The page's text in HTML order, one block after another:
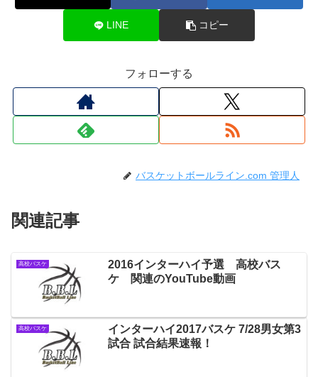
LINE コピー
フォローする
バスケットボールライン.com 管理人
関連記事
高校バスケ
2016インターハイ予選 高校バス
ケ 関連のYouTube動画
高校バスケ
インターハイ2017バスケ 7/28男女第3
試合 試合結果速報！